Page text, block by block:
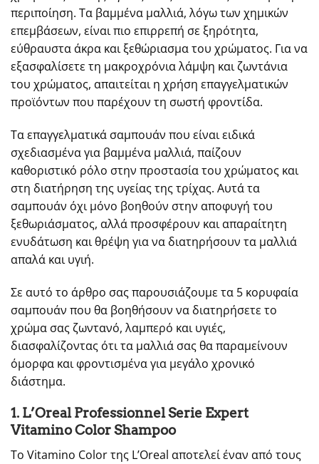
περιποίηση. Τα βαμμένα μαλλιά, λόγω των χημικών
επεμβάσεων, είναι πιο επιρρεπή σε ξηρότητα,
εύθραυστα άκρα και ξεθώριασμα του χρώματος. Για να
εξασφαλίσετε τη μακροχρόνια λάμψη και ζωντάνια
του χρώματος, απαιτείται η χρήση επαγγελματικών
προϊόντων που παρέχουν τη σωστή φροντίδα.
Τα επαγγελματικά σαμπουάν που είναι ειδικά
σχεδιασμένα για βαμμένα μαλλιά, παίζουν
καθοριστικό ρόλο στην προστασία του χρώματος και
στη διατήρηση της υγείας της τρίχας. Αυτά τα
σαμπουάν όχι μόνο βοηθούν στην αποφυγή του
ξεθωριάσματος, αλλά προσφέρουν και απαραίτητη
ενυδάτωση και θρέψη για να διατηρήσουν τα μαλλιά
απαλά και υγιή.
Σε αυτό το άρθρο σας παρουσιάζουμε τα 5 κορυφαία
σαμπουάν που θα βοηθήσουν να διατηρήσετε το
χρώμα σας ζωντανό, λαμπερό και υγιές,
διασφαλίζοντας ότι τα μαλλιά σας θα παραμείνουν
όμορφα και φροντισμένα για μεγάλο χρονικό
διάστημα.
1. L’Oreal Professionnel Serie Expert
Vitamino Color Shampoo
Το Vitamino Color της L’Oreal αποτελεί έναν από τους